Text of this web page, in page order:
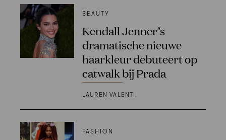
BEAUTY
Kendall Jenner’s
dramatische nieuwe
haarkleur debuteert op
catwalk bij Prada
LAUREN VALENTI
FASHION